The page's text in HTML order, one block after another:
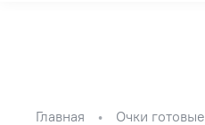
Главная Очки готовые